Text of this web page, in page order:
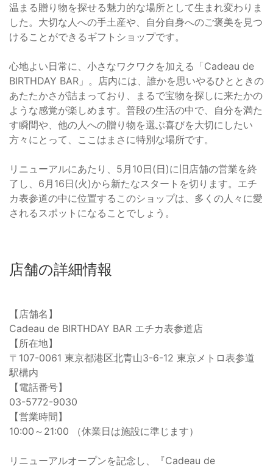
温まる贈り物を探せる魅力的な場所として生まれ変わりま
した。大切な人への手土産や、自分自身へのご褒美を見つ
けることができるギフトショップです。
心地よい日常に、小さなワクワクを加える「Cadeau de
BIRTHDAY BAR」。店内には、誰かを思いやるひとときの
あたたかさが詰まっており、まるで宝物を探しに来たかの
ような感覚が楽しめます。普段の生活の中で、自分を満た
す瞬間や、他の人への贈り物を選ぶ喜びを大切にしたい
方々にとって、ここはまさに特別な場所です。
リニューアルにあたり、5月10日(日)に旧店舗の営業を終
了し、6月16日(火)から新たなスタートを切ります。エチ
カ表参道の中に位置するこのショップは、多くの人々に愛
されるスポットになることでしょう。
店舗の詳細情報
【店舗名】
Cadeau de BIRTHDAY BAR エチカ表参道店
【所在地】
〒107-0061 東京都港区北青山3-6-12 東京メトロ表参道
駅構内
【電話番号】
03-5772-9030
【営業時間】
10:00～21:00 （休業日は施設に準じます）
リニューアルオープンを記念し、『Cadeau de